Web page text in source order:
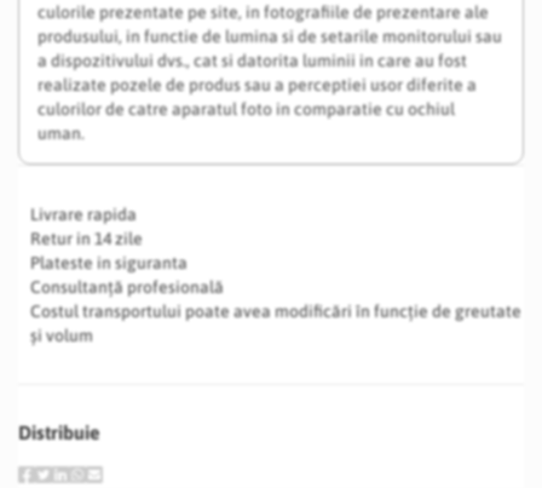
culorile prezentate pe site, in fotografiile de prezentare ale
produsului, in functie de lumina si de setarile monitorului sau
a dispozitivului dvs., cat si datorita luminii in care au fost
realizate pozele de produs sau a perceptiei usor diferite a
culorilor de catre aparatul foto in comparatie cu ochiul
uman.
Livrare rapida
Retur in 14 zile
Plateste in siguranta
Consultanță profesională
Costul transportului poate avea modificări în funcție de greutate
și volum
Distribuie